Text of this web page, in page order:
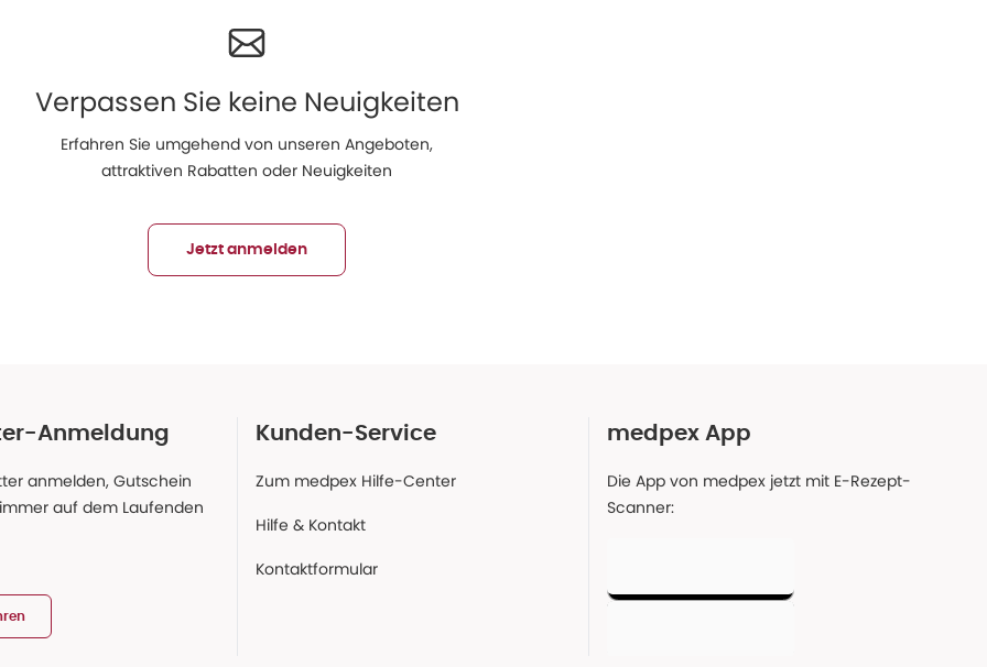
Verpassen Sie keine Neuigkeiten
Erfahren Sie umgehend von unseren Angeboten,
attraktiven Rabatten oder Neuigkeiten
Jetzt anmelden
Anmeldung
anmelden, Gutschein
auf dem Laufenden
Kunden-Service
Zum medpex Hilfe-Center
Hilfe & Kontakt
Kontaktformular
medpex App
Die App von medpex jetzt mit E-Rezept-
Scanner: